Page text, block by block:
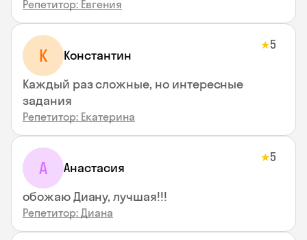
Репетитор: Евгения
К Константин
★5
Каждый раз сложные, но интересные
задания
Репетитор: Екатерина
А Анастасия
★5
обожаю Диану, лучшая!!!
Репетитор: Диана